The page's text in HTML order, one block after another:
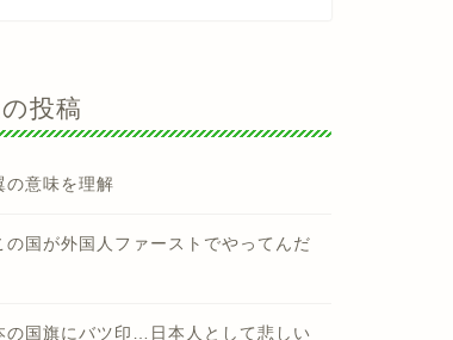
投稿
の意味を理解
の国が外国人ファーストでやってんだ
の国旗にバツ印…日本人として悲しい